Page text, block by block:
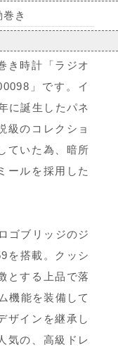
き
き時計「ラジオ
」です。イ
に誕生したパネ
級のコレクショ
ていた為、暗所
ールを採用した
ゴブリッジのジ
を搭載。クッシ
とする上品で落
機能を装備して
ザインを継承し
気の、高級ドレ